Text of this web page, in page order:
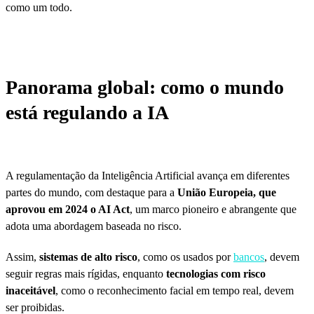
como um todo.
Panorama global: como o mundo
está regulando a IA
A regulamentação da Inteligência Artificial avança em diferentes
partes do mundo, com destaque para a União Europeia, que
aprovou em 2024 o AI Act, um marco pioneiro e abrangente que
adota uma abordagem baseada no risco.
Assim, sistemas de alto risco, como os usados porbancos, devem
seguir regras mais rígidas, enquanto tecnologias com risco
inaceitável, como o reconhecimento facial em tempo real, devem
ser proibidas.